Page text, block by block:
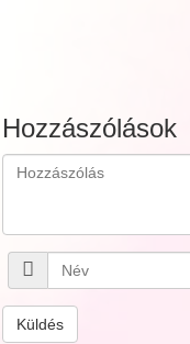
Hozzászólások
Küldés